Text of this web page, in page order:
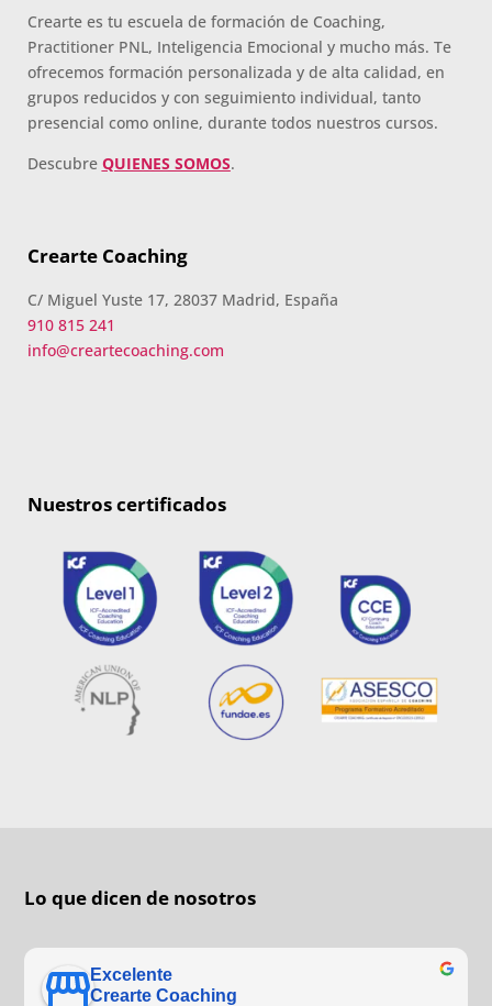
Crearte es tu escuela de formación de Coaching,
Practitioner PNL, Inteligencia Emocional y mucho más. Te
ofrecemos formación personalizada y de alta calidad, en
grupos reducidos y con seguimiento individual, tanto
presencial como online, durante todos nuestros cursos.
Descubre QUIENES SOMOS.
Crearte Coaching
C/ Miguel Yuste 17, 28037 Madrid, España
910 815 241
info@creartecoaching.com
Nuestros certificados
Lo que dicen de nosotros
Excelente
Crearte Coaching